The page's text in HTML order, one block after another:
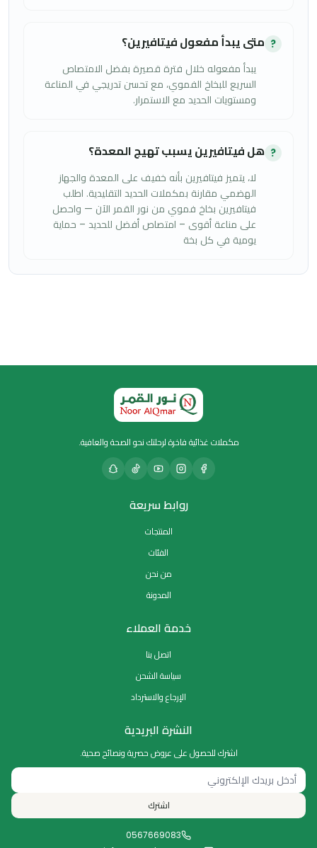
? متى يبدأ مفعول فيتافيرين؟
يبدأ مفعوله خلال فترة قصيرة بفضل الامتصاص
السريع للبخاخ الفموي، مع تحسن تدريجي في المناعة
ومستويات الحديد مع الاستمرار.
? هل فيتافيرين يسبب تهيج المعدة؟
لا، يتميز فيتافيرين بأنه خفيف على المعدة والجهاز
الهضمي مقارنة بمكملات الحديد التقليدية. اطلب
فيتافيرين بخاخ فموي من نور القمر الآن — واحصل
على مناعة أقوى – امتصاص أفضل للحديد – حماية
يومية في كل بخة
مكملات غذائية فاخرة لرحلتك نحو الصحة والعافية.
روابط سريعة
المنتجات
الفئات
من نحن
المدونة
خدمة العملاء
اتصل بنا
سياسة الشحن
الإرجاع والاسترداد
النشرة البريدية
اشترك للحصول على عروض حصرية ونصائح صحية.
اشترك
0567669083